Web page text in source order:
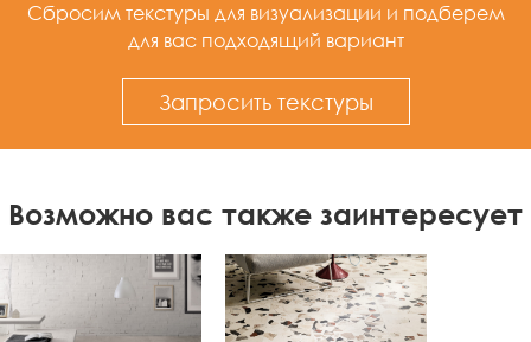
Сбросим текстуры для визуализации и подберем
для вас подходящий вариант
Запросить текстуры
Возможно вас также заинтересует